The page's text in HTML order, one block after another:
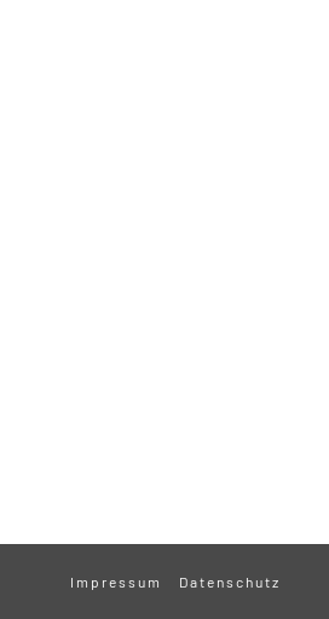
Impressum Datenschutz